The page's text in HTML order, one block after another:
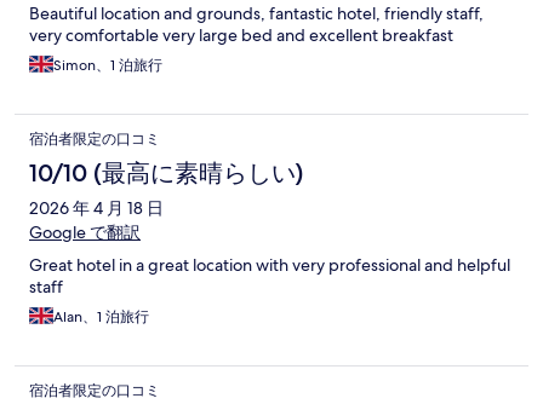
Beautiful location and grounds, fantastic hotel, friendly staff,
very comfortable very large bed and excellent breakfast
Simon、1 泊旅行
宿泊者限定の口コミ
10/10 (最高に素晴らしい)
2026 年 4 月 18 日
Google で翻訳
Great hotel in a great location with very professional and helpful
staff
Alan、1 泊旅行
宿泊者限定の口コミ